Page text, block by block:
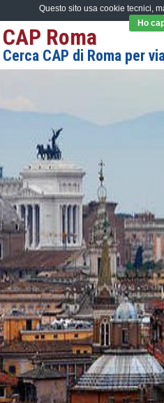
CAP Roma
Cerca CAP di Roma per
Questo sito usa cookie tecnici,
Ho